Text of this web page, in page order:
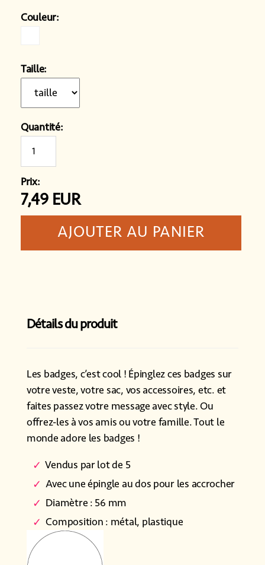
Couleur:
Taille:
Quantité:
Prix:
7,49 EUR
Détails du produit
Les badges, c’est cool ! Épinglez ces badges sur
votre veste, votre sac, vos accessoires, etc. et
faites passez votre message avec style. Ou
offrez-les à vos amis ou votre famille. Tout le
monde adore les badges !
Vendus par lot de 5
Avec une épingle au dos pour les accrocher
Diamètre : 56 mm
Composition : métal, plastique